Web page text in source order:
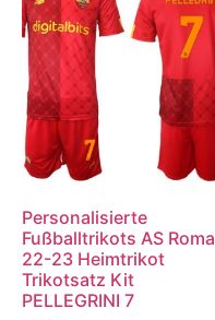
Personalisierte
Fußballtrikots AS Roma
22-23 Heimtrikot
Trikotsatz Kit
PELLEGRINI 7